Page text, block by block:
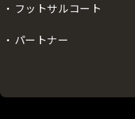
フットサルコート
パートナー